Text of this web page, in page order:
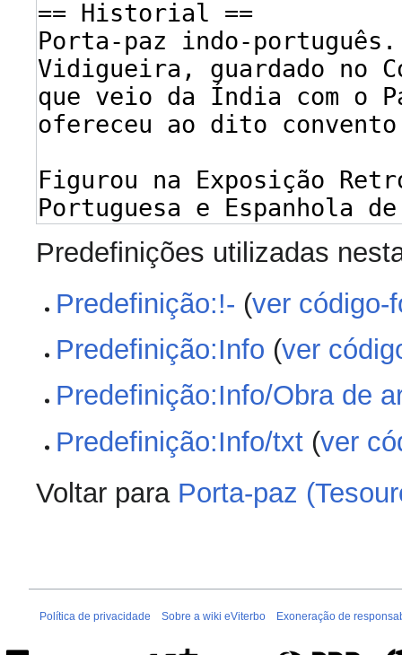
Predefinições utilizadas
Predefinição:!- (ver código-
Predefinição:Info (ver
Predefinição:Info/Obra de
Predefinição:Info/txt (ver
Voltar para Porta-paz
Política de privacidade Sobre a wiki eViterbo Exoneração de